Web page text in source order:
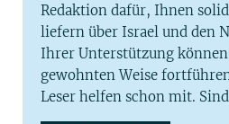
Redaktion dafür, Ihnen
liefern über Israel und den
Ihrer Unterstützung
gewohnten Weise
Leser helfen schon mit. Sind